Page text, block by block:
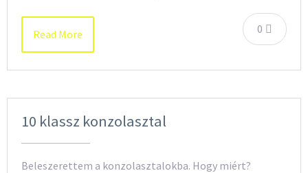
0
Read More
10 klassz konzolasztal
Beleszerettem a konzolasztalokba. Hogy miért?